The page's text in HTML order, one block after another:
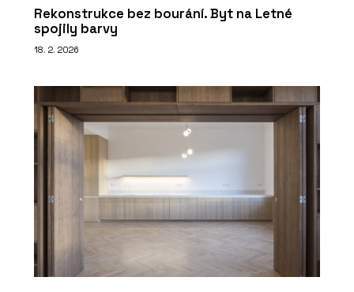
Rekonstrukce bez bourání. Byt na Letné
spojily barvy
18. 2. 2026